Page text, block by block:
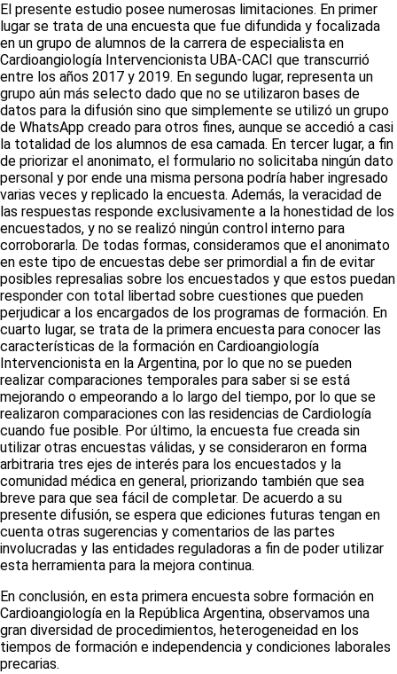
El presente estudio posee numerosas limitaciones. En primer
lugar se trata de una encuesta que fue difundida y focalizada
en un grupo de alumnos de la carrera de especialista en
Cardioangiología Intervencionista UBA-CACI que transcurrió
entre los años 2017 y 2019. En segundo lugar, representa un
grupo aún más selecto dado que no se utilizaron bases de
datos para la difusión sino que simplemente se utilizó un grupo
de WhatsApp creado para otros fines, aunque se accedió a casi
la totalidad de los alumnos de esa camada. En tercer lugar, a fin
de priorizar el anonimato, el formulario no solicitaba ningún dato
personal y por ende una misma persona podría haber ingresado
varias veces y replicado la encuesta. Además, la veracidad de
las respuestas responde exclusivamente a la honestidad de los
encuestados, y no se realizó ningún control interno para
corroborarla. De todas formas, consideramos que el anonimato
en este tipo de encuestas debe ser primordial a fin de evitar
posibles represalias sobre los encuestados y que estos puedan
responder con total libertad sobre cuestiones que pueden
perjudicar a los encargados de los programas de formación. En
cuarto lugar, se trata de la primera encuesta para conocer las
características de la formación en Cardioangiología
Intervencionista en la Argentina, por lo que no se pueden
realizar comparaciones temporales para saber si se está
mejorando o empeorando a lo largo del tiempo, por lo que se
realizaron comparaciones con las residencias de Cardiología
cuando fue posible. Por último, la encuesta fue creada sin
utilizar otras encuestas válidas, y se consideraron en forma
arbitraria tres ejes de interés para los encuestados y la
comunidad médica en general, priorizando también que sea
breve para que sea fácil de completar. De acuerdo a su
presente difusión, se espera que ediciones futuras tengan en
cuenta otras sugerencias y comentarios de las partes
involucradas y las entidades reguladoras a fin de poder utilizar
esta herramienta para la mejora continua.
En conclusión, en esta primera encuesta sobre formación en
Cardioangiología en la República Argentina, observamos una
gran diversidad de procedimientos, heterogeneidad en los
tiempos de formación e independencia y condiciones laborales
precarias.